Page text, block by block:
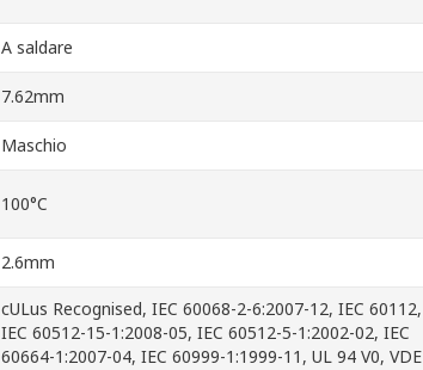
A saldare
7.62mm
Maschio
100°C
2.6mm
cULus Recognised, IEC 60068-2-6:2007-12, IEC 60112,
IEC 60512-15-1:2008-05, IEC 60512-5-1:2002-02, IEC
60664-1:2007-04, IEC 60999-1:1999-11, UL 94 V0, VDE